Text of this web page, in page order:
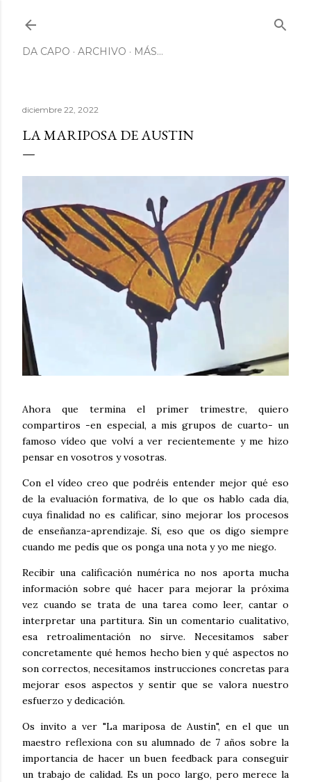
DA CAPO ARCHIVO MÁS…
diciembre 22, 2022
LA MARIPOSA DE AUSTIN
Ahora que termina el primer trimestre, quiero
compartiros -en especial, a mis grupos de cuarto- un
famoso vídeo que volví a ver recientemente y me hizo
pensar en vosotros y vosotras.
Con el vídeo creo que podréis entender mejor qué eso
de la evaluación formativa, de lo que os hablo cada día,
cuya finalidad no es calificar, sino mejorar los procesos
de enseñanza-aprendizaje. Sí, eso que os digo siempre
cuando me pedís que os ponga una nota y yo me niego.
Recibir una calificación numérica no nos aporta mucha
información sobre qué hacer para mejorar la próxima
vez cuando se trata de una tarea como leer, cantar o
interpretar una partitura. Sin un comentario cualitativo,
esa retroalimentación no sirve. Necesitamos saber
concretamente qué hemos hecho bien y qué aspectos no
son correctos, necesitamos instrucciones concretas para
mejorar esos aspectos y sentir que se valora nuestro
esfuerzo y dedicación.
Os invito a ver "La mariposa de Austin", en el que un
maestro reflexiona con su alumnado de 7 años sobre la
importancia de hacer un buen feedback para conseguir
un trabajo de calidad. Es un poco largo, pero merece la